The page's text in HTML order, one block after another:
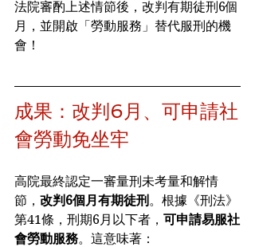
法院審酌上述情節後，改判有期徒刑6個
月，並開啟「勞動服務」替代服刑的機
會！
成果：改判6月、可申請社
會勞動免坐牢
高院最終認定一審量刑未考量和解情
節， 改判6個月有期徒刑 。根據《刑法》
第41條，刑期6月以下者， 可申請易服社
會勞動服務。這意味著：